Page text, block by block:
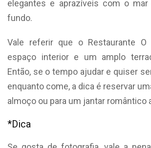
elegantes e aprazíveis com o
fundo.
Vale referir que o Restaurante
espaço interior e um amplo
Então, se o tempo ajudar e quiser
enquanto come, a dica é reservar
almoço ou para um jantar romântico
*Dica